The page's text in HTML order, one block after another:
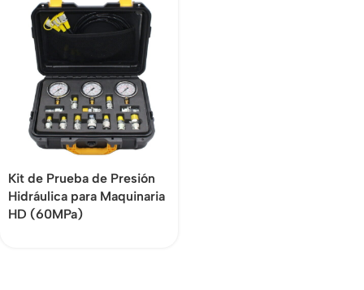
Kit de Prueba de Presión
Hidráulica para Maquinaria
HD (60MPa)